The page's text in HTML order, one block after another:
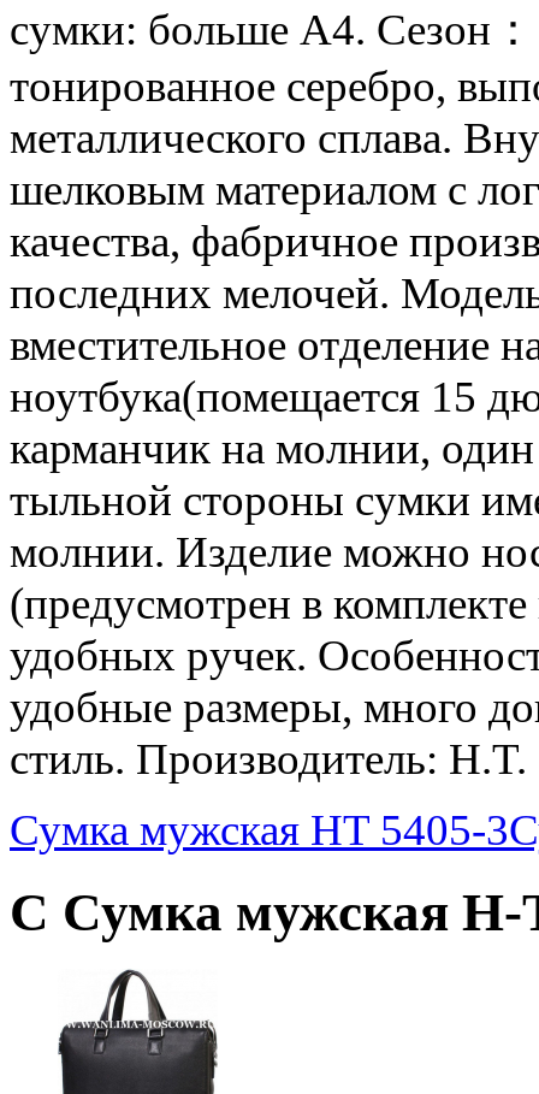
сумки: больше А4. Сезон
тонированное серебро,
металлического сплава.
шелковым материалом с
качества, фабричное
последних мелочей.
вместительное отделение
ноутбука(помещается 15
карманчик на молнии,
тыльной стороны сумки
молнии. Изделие можно
(предусмотрен в
удобных ручек.
удобные размеры, много
стиль. Производитель:
Сумка мужская HT 5405-3
С Сумка мужская H-